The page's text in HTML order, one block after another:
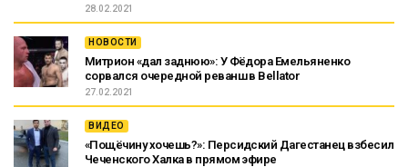
28.02.2021
НОВОСТИ
Митрион «дал заднюю»: У Фёдора Емельяненко
сорвался очередной реванш в Bellator
27.02.2021
ВИДЕО
«Пощёчину хочешь?»: Персидский Дагестанец взбесил
Чеченского Халка в прямом эфире